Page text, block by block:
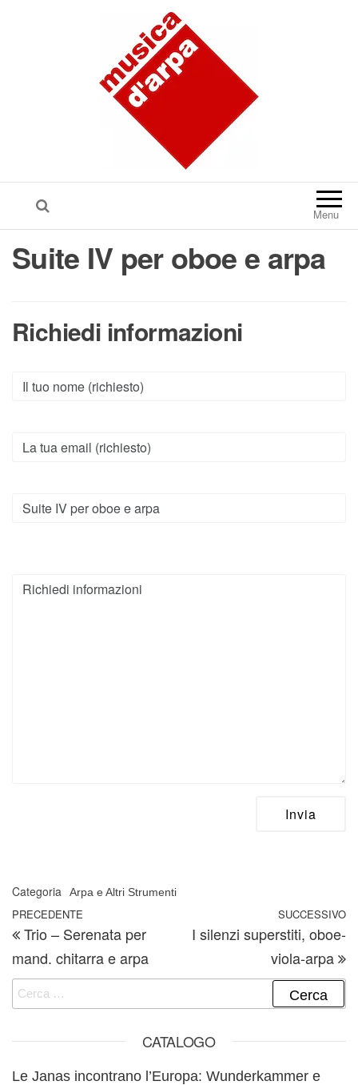
Menu
Suite IV per oboe e arpa
Richiedi informazioni
Categoria Arpa e Altri Strumenti
Navigazione articoli
Articolo precedente
PRECEDENTE
Trio – Serenata per
mand. chitarra e arpa
SUCCESSIVO
I silenzi superstiti, oboe-
viola-arpa
Ricerca per:
CATALOGO
Le Janas incontrano l’Europa: Wunderkammer e